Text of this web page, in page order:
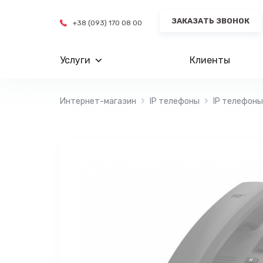
+38 (093) 170 08 00 ЗАКАЗАТЬ ЗВОНОК
Услуги Клиенты
Интернет-магазин IP телефоны IP